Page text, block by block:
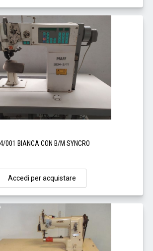
BIANCA CON B/M SYNCRO
Accedi per acquistare